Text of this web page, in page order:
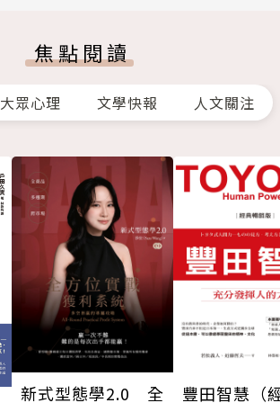
焦點閱讀
大眾心理 文學快報 人文關注
新式型態學2.0 全 豐田智慧（